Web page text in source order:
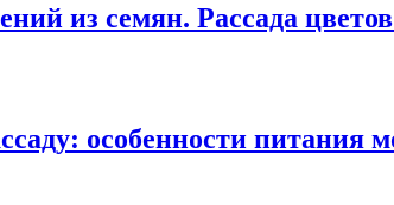
из семян. Рассада
особенности питания